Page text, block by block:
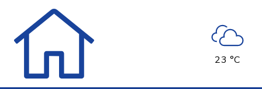
23 °C